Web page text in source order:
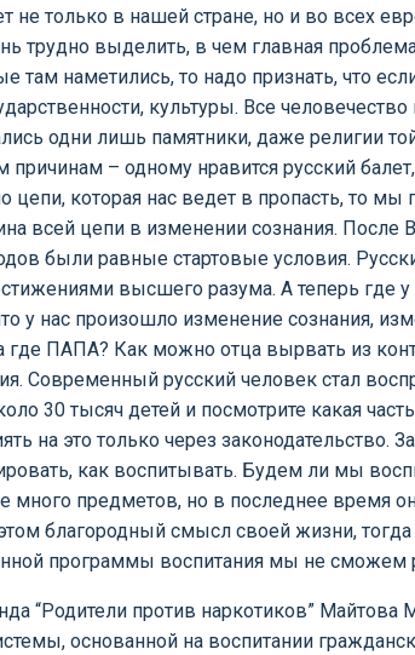
только в нашей стране, но и во всех
трудно выделить, в чем главная
там наметились, то надо признать, что
культуры. Все
одни лишь памятники, даже религии
причинам – одному нравится русский
цепи, которая нас ведет в пропасть, то
всей цепи в изменении сознания. После
были равные стартовые условия.
высшего разума. А теперь где
у нас произошло изменение сознания,
ПАПА? Как можно отца вырвать из
Современный русский человек стал
30 тысяч детей и посмотрите какая
это только через законодательство.
как воспитывать. Будем ли мы
предметов, но в последнее время
благородный смысл своей жизни,
программы воспитания мы не
“Родители против наркотиков”
основанной на воспитании